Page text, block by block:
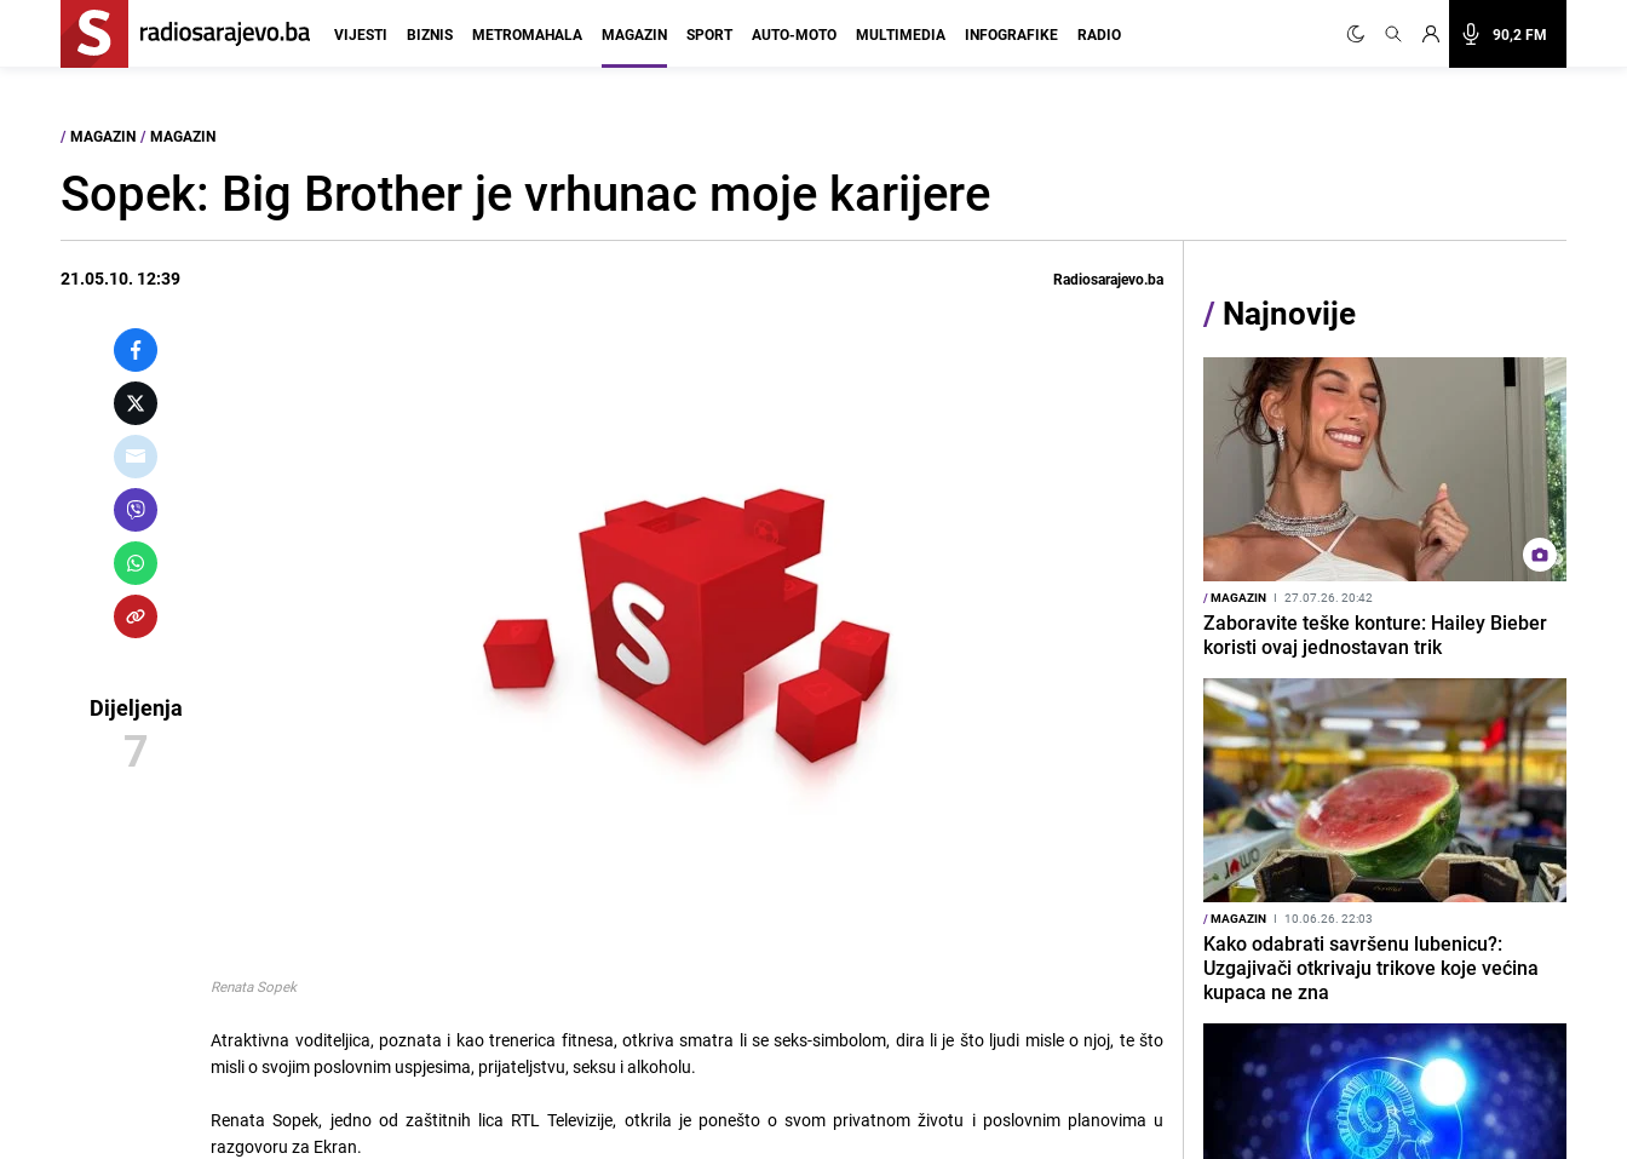
90,2 FM
VIJESTI BIZNIS METROMAHALA MAGAZIN SPORT AUTO-MOTO MULTIMEDIA INFOGRAFIKE RADIO
/ MAGAZIN / MAGAZIN
Sopek: Big Brother je vrhunac moje karijere
21.05.10. 12:39 Radiosarajevo.ba
Dijeljenja
7
Renata Sopek
Atraktivna voditeljica, poznata i kao trenerica fitnesa, otkriva smatra li se seks-simbolom, dira li je što ljudi misle o njoj, te što
misli o svojim poslovnim uspjesima, prijateljstvu, seksu i alkoholu.
Renata Sopek, jedno od zaštitnih lica RTL Televizije, otkrila je ponešto o svom privatnom životu i poslovnim planovima u
razgovoru za Ekran.
/ Najnovije
/MAGAZIN I 27.07.26. 20:42
Zaboravite teške konture: Hailey Bieber
koristi ovaj jednostavan trik
/MAGAZIN I 10.06.26. 22:03
Kako odabrati savršenu lubenicu?:
Uzgajivači otkrivaju trikove koje većina
kupaca ne zna